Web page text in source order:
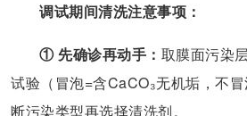
调试期间清洗注意事项：
① 先确诊再动手： 取膜面污染
试验（冒泡=含CaCO₃无机垢，不
断污染类型再选择清洗剂。